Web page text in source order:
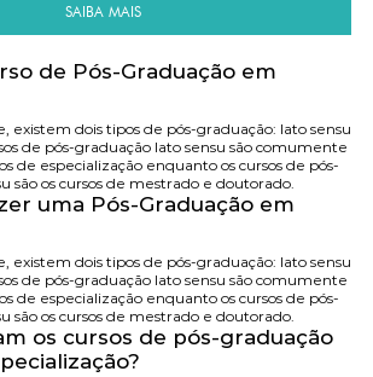
SAIBA MAIS
de Pós-Graduação em
existem dois tipos de pós-graduação: lato sensu
de pós-graduação lato sensu são comumente
de especialização enquanto os cursos de pós-
são os cursos de mestrado e doutorado.
uma Pós-Graduação em
existem dois tipos de pós-graduação: lato sensu
de pós-graduação lato sensu são comumente
de especialização enquanto os cursos de pós-
são os cursos de mestrado e doutorado.
os cursos de pós-graduação